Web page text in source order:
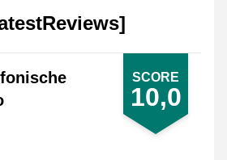
SCORE
10,0